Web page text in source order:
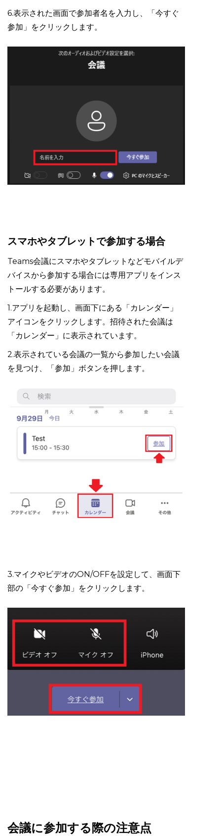
6.表示された画面で参加者名を入力し、「今すぐ
参加」をクリックします。
スマホやタブレットで参加する場合
Teams会議にスマホやタブレットなどモバイルデ
バイスから参加する場合には専用アプリをインス
トールする必要があります。
1.アプリを起動し、画面下にある「カレンダー」
アイコンをクリックします。招待された会議は
「カレンダー」に表示されています。
2.表示されている会議の一覧から参加したい会議
を見つけ、「参加」ボタンを押します。
3.マイクやビデオのON/OFFを設定して、画面下
部の「今すぐ参加」をクリックします。
会議に参加する際の注意点